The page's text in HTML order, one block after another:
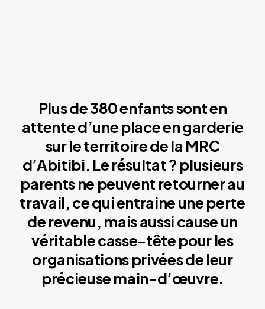
Plus de 380 enfants sont en
attente d’une place en garderie
sur le territoire de la MRC
d’Abitibi. Le résultat ? plusieurs
parents ne peuvent retourner au
travail, ce qui entraine une perte
de revenu, mais aussi cause un
véritable casse-tête pour les
organisations privées de leur
précieuse main-d’œuvre.